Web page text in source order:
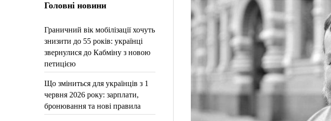
Головні новини
Граничний вік мобілізації хочуть
знизити до 55 років: українці
звернулися до Кабміну з новою
петицією
Що зміниться для українців з 1
червня 2026 року: зарплати,
бронювання та нові правила